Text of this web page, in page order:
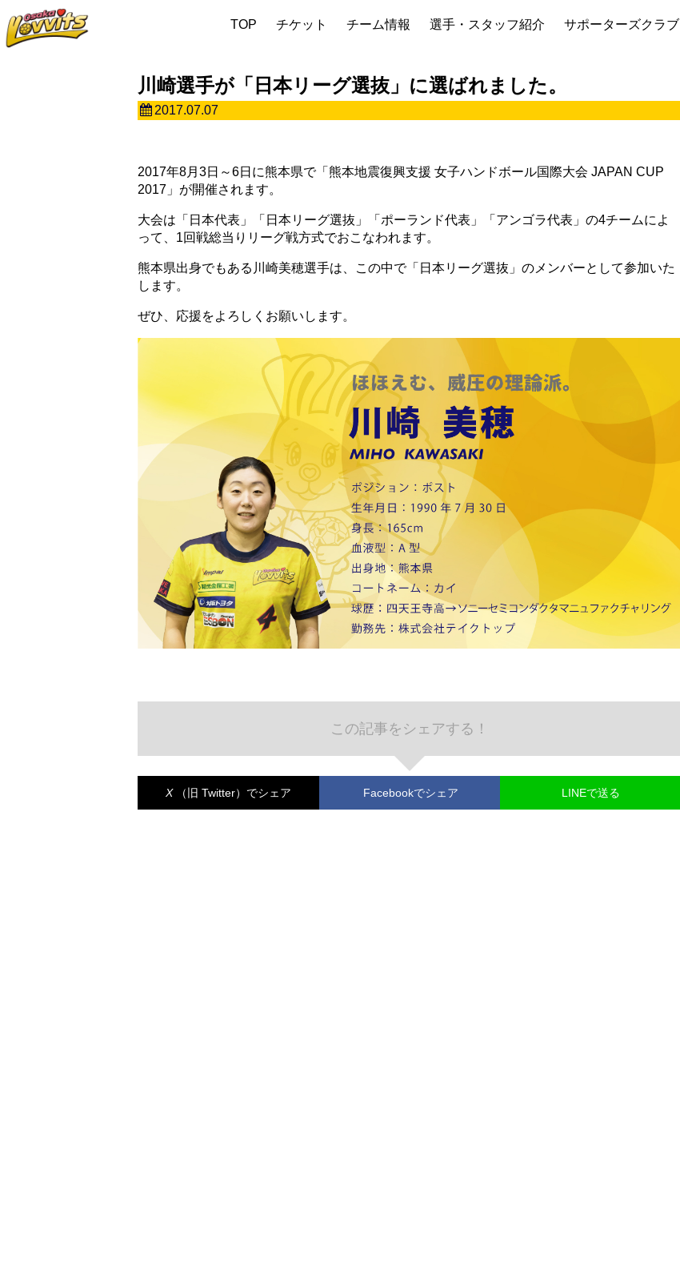
TOP チケット チーム情報 選手・スタッフ紹介 サポーターズクラブ
川崎選手が「日本リーグ選抜」に選ばれました。
2017.07.07
2017年8月3日～6日に熊本県で「熊本地震復興支援 女子ハンドボール国際大会 JAPAN CUP
2017」が開催されます。
大会は「日本代表」「日本リーグ選抜」「ポーランド代表」「アンゴラ代表」の4チームによ
って、1回戦総当りリーグ戦方式でおこなわれます。
熊本県出身でもある川崎美穂選手は、この中で「日本リーグ選抜」のメンバーとして参加いた
します。
ぜひ、応援をよろしくお願いします。
この記事をシェアする！
X （旧 Twitter） でシェア Facebookでシェア LINEで送る